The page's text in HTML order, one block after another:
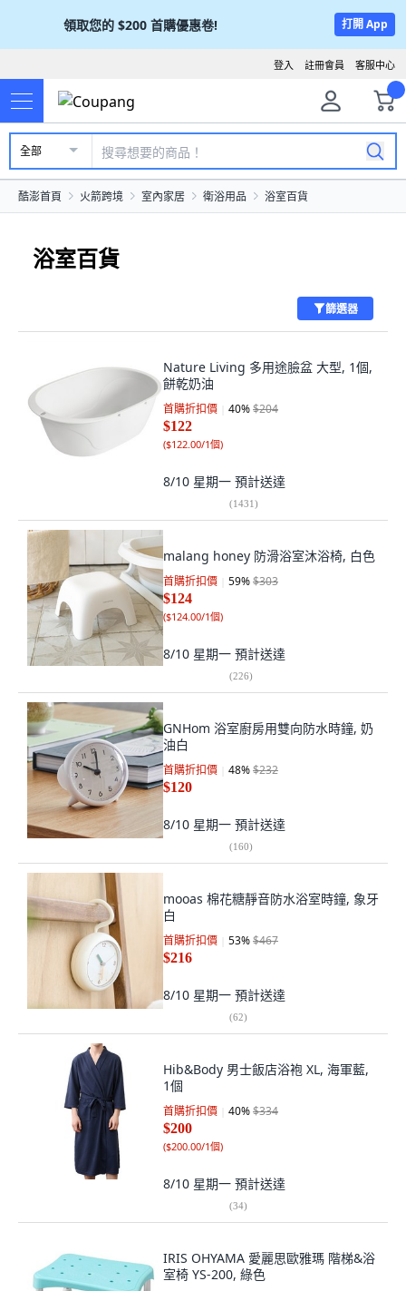
領取您的 $200 首購優惠卷! 打開 App
客服中心
註冊會員
登入
全部
酷澎首頁 火箭跨境 室內家居 衛浴用品 浴室百貨
浴室百貨
篩選器
Nature Living 多用途臉盆 大型, 1個,
餅乾奶油
首購折扣價 40%$204
$122
($122.00/1個)
8/10 星期一 預計送達
(1431)
malang honey 防滑浴室沐浴椅, 白色
首購折扣價 59%$303
$124
($124.00/1個)
8/10 星期一 預計送達
(226)
GNHom 浴室廚房用雙向防水時鐘, 奶
油白
首購折扣價 48%$232
$120
8/10 星期一 預計送達
(160)
mooas 棉花糖靜音防水浴室時鐘, 象牙
白
首購折扣價 53%$467
$216
8/10 星期一 預計送達
(62)
Hib&Body 男士飯店浴袍 XL, 海軍藍,
1個
首購折扣價 40%$334
$200
($200.00/1個)
8/10 星期一 預計送達
(34)
IRIS OHYAMA 愛麗思歐雅瑪 階梯&浴
室椅 YS-200, 綠色